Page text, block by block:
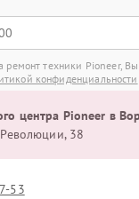
ремонт техники Pioneer, Вы
конфиденциальности
центра Pioneer в
38
53